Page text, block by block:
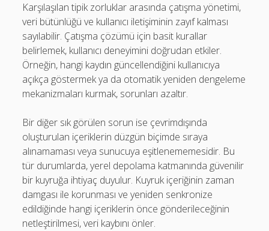
Karşılaşılan tipik zorluklar arasında çatışma yönetimi,
veri bütünlüğü ve kullanıcı iletişiminin zayıf kalması
sayılabilir. Çatışma çözümü için basit kurallar
belirlemek, kullanıcı deneyimini doğrudan etkiler.
Örneğin, hangi kaydın güncellendiğini kullanıcıya
açıkça göstermek ya da otomatik yeniden dengeleme
mekanizmaları kurmak, sorunları azaltır.
Bir diğer sık görülen sorun ise çevrimdışında
oluşturulan içeriklerin düzgün biçimde sıraya
alınamaması veya sunucuya eşitlenememesidir. Bu
tür durumlarda, yerel depolama katmanında güvenilir
bir kuyruğa ihtiyaç duyulur. Kuyruk içeriğinin zaman
damgası ile korunması ve yeniden senkronize
edildiğinde hangi içeriklerin önce gönderileceğinin
netleştirilmesi, veri kaybını önler.